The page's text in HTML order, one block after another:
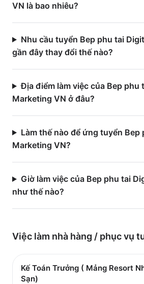
VN là bao nhiêu?
Nhu cầu tuyển Bep phu tai
gần đây thay đổi thế nào?
Địa điểm làm việc của Bep phu
Marketing VN ở đâu?
Làm thế nào để ứng tuyển Bep
Marketing VN?
Giờ làm việc của Bep phu tai
như thế nào?
Việc làm nhà hàng / phục vụ
Kế Toán Trưởng ( Mảng Resort
Sạn)